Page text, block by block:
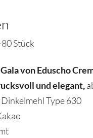
Stück
Gala von Eduscho
und elegant,
Type 630